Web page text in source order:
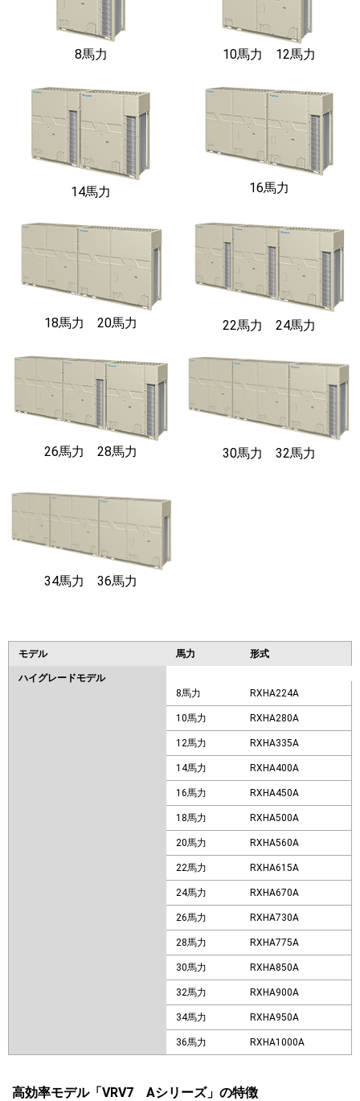
8馬力 10馬力 12馬力
14馬力 16馬力
18馬力 20馬力 22馬力 24馬力
26馬力 28馬力 30馬力 32馬力
34馬力 36馬力
モデル 馬力 形式
ハイグレードモデル
8馬力
RXHA224A
10馬力 RXHA280A
12馬力 RXHA335A
14馬力 RXHA400A
16馬力 RXHA450A
18馬力 RXHA500A
20馬力 RXHA560A
22馬力 RXHA615A
24馬力 RXHA670A
26馬力 RXHA730A
28馬力 RXHA775A
30馬力 RXHA850A
32馬力 RXHA900A
34馬力 RXHA950A
36馬力 RXHA1000A
高効率モデル「VRV7 Aシリーズ」の特徴